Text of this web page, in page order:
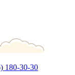
180-30-30